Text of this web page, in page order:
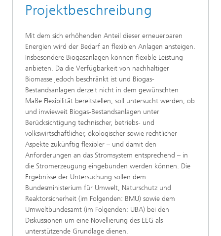
Projektbeschreibung
Mit dem sich erhöhenden Anteil dieser erneuerbaren
Energien wird der Bedarf an flexiblen Anlagen ansteigen.
Insbesondere Biogasanlagen können flexible Leistung
anbieten. Da die Verfügbarkeit von nachhaltiger
Biomasse jedoch beschränkt ist und Biogas-
Bestandsanlagen derzeit nicht in dem gewünschten
Maße Flexibilität bereitstellen, soll untersucht werden, ob
und inwieweit Biogas-Bestandsanlagen unter
Berücksichtigung technischer, betriebs- und
volkswirtschaftlicher, ökologischer sowie rechtlicher
Aspekte zukünftig flexibler – und damit den
Anforderungen an das Stromsystem entsprechend – in
die Stromerzeugung eingebunden werden können. Die
Ergebnisse der Untersuchung sollen dem
Bundesministerium für Umwelt, Naturschutz und
Reaktorsicherheit (im Folgenden: BMU) sowie dem
Umweltbundesamt (im Folgenden: UBA) bei den
Diskussionen um eine Novellierung des EEG als
unterstützende Grundlage dienen.